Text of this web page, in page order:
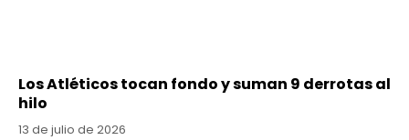
Los Atléticos tocan fondo y suman 9 derrotas al
hilo
13 de julio de 2026